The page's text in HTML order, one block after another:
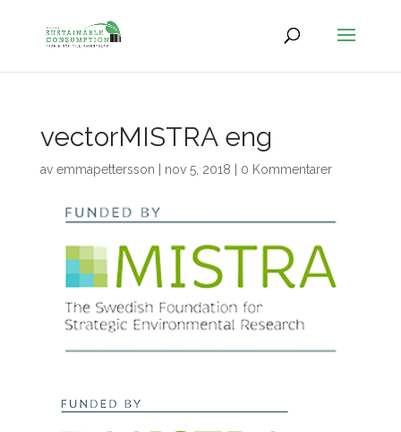
vectorMISTRA eng
av emmapettersson nov 5, 2018 0 Kommentarer